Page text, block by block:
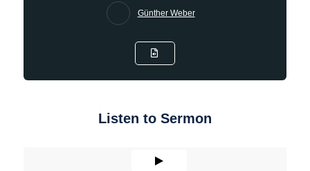
Günther Weber
Listen to Sermon